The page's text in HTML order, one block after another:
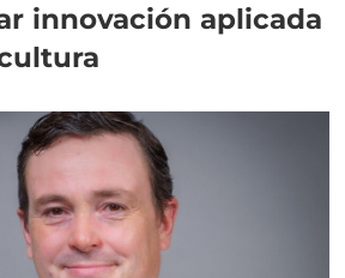
innovación aplicada